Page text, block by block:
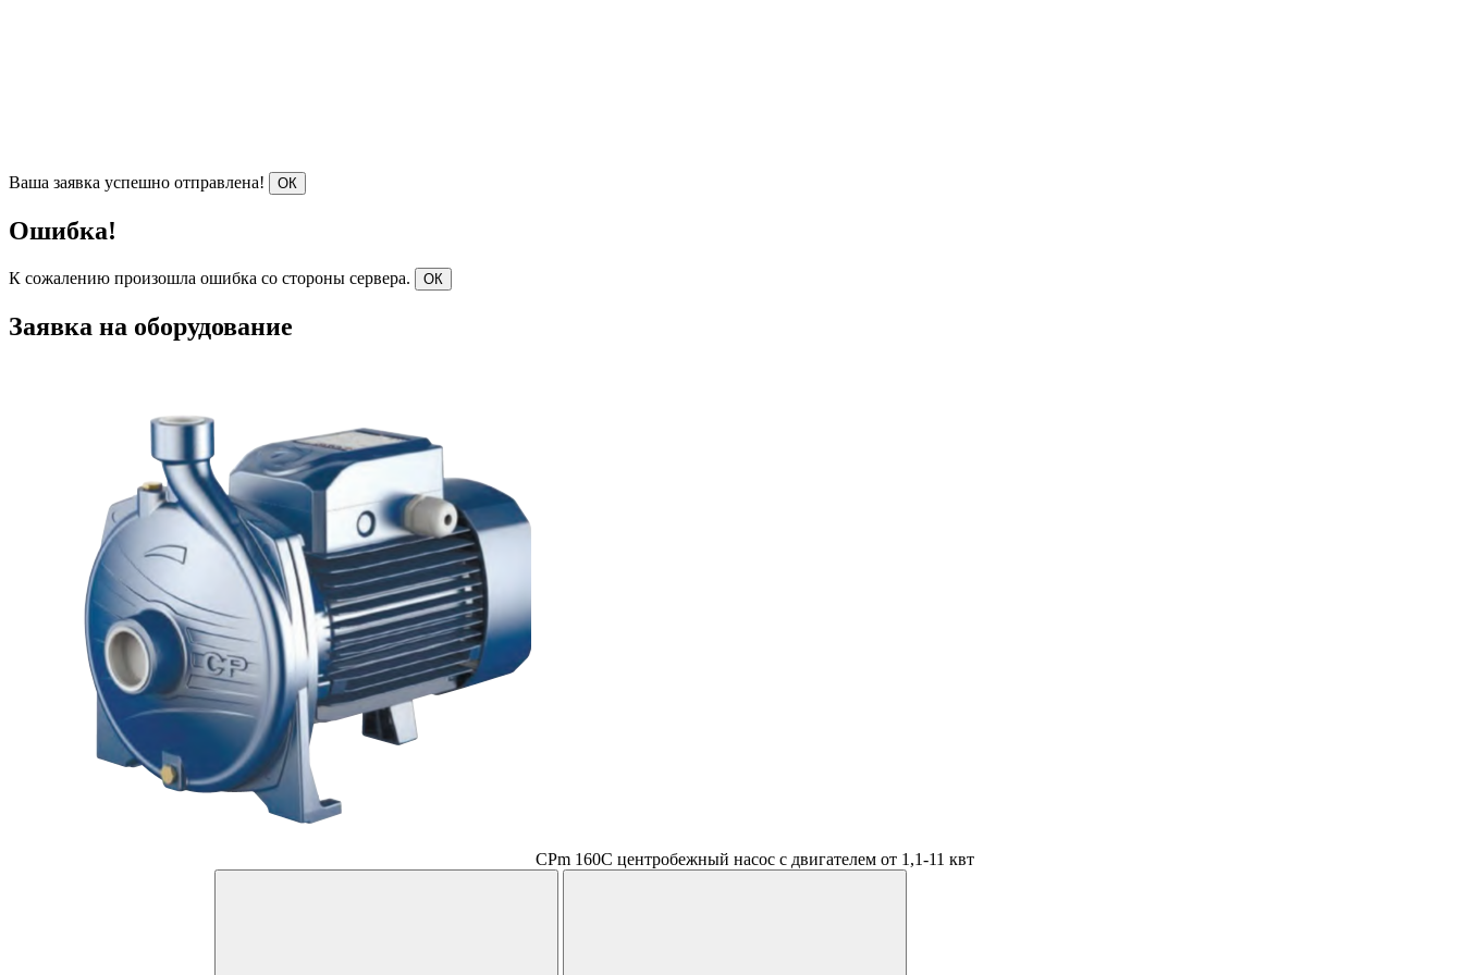
Ваша заявка успешно отправлена! ОК
Ошибка!
К сожалению произошла ошибка со стороны сервера. ОК
Заявка на оборудование
CPm 160C центробежный насос с двигателем от 1,1-11 квт